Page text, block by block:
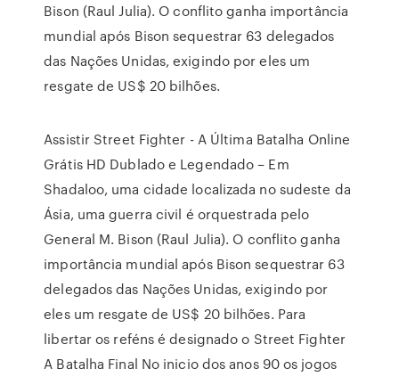
Bison (Raul Julia). O conflito ganha importância
mundial após Bison sequestrar 63 delegados
das Nações Unidas, exigindo por eles um
resgate de US$ 20 bilhões.
Assistir Street Fighter - A Última Batalha Online
Grátis HD Dublado e Legendado – Em
Shadaloo, uma cidade localizada no sudeste da
Ásia, uma guerra civil é orquestrada pelo
General M. Bison (Raul Julia). O conflito ganha
importância mundial após Bison sequestrar 63
delegados das Nações Unidas, exigindo por
eles um resgate de US$ 20 bilhões. Para
libertar os reféns é designado o Street Fighter
A Batalha Final No inicio dos anos 90 os jogos